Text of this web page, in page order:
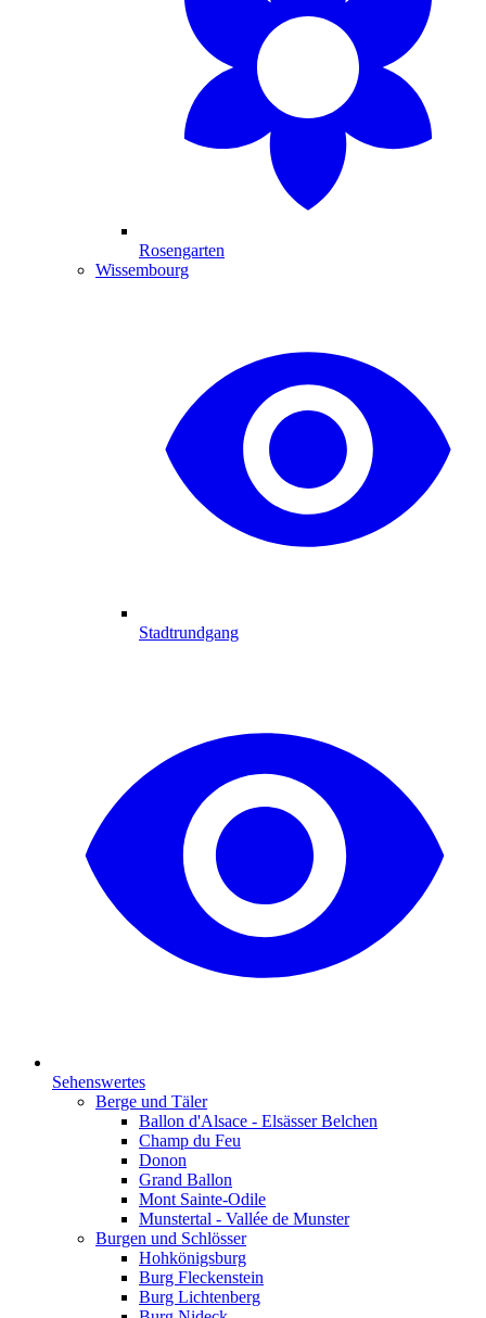
Rosengarten
Wissembourg
Stadtrundgang
Sehenswertes
Berge und Täler
Ballon d'Alsace - Elsässer Belchen
Champ du Feu
Donon
Grand Ballon
Mont Sainte-Odile
Munstertal - Vallée de Munster
Burgen und Schlösser
Hohkönigsburg
Burg Fleckenstein
Burg Lichtenberg